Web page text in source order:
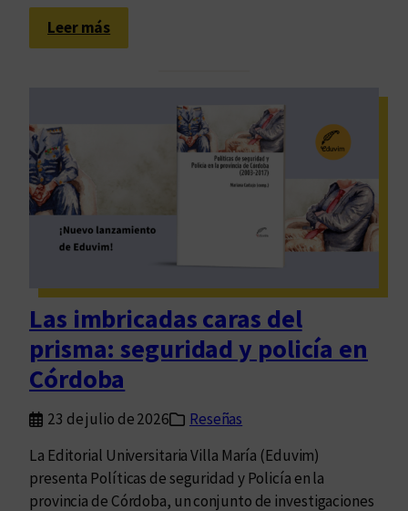
e
y
2
.
4
2
e
d
b
a
Leer más:
¿
t
r
t
a
e
s
o
q
e
s
e
Las imbricadas caras del
prisma: seguridad y policía en
Córdoba
23 de julio de 2026
Reseñas
La Editorial Universitaria Villa María (Eduvim)
presenta Políticas de seguridad y Policía en la
provincia de Córdoba, un conjunto de investigaciones